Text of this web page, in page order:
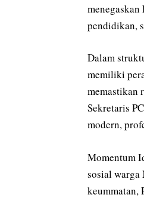
pendidikan,
Dalam
memiliki
memastikan
Sekretaris
modern,
Momentum
sosial
keummatan,